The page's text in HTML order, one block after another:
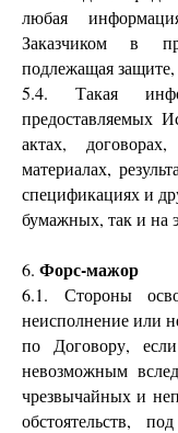
любая
Заказчиком в
подлежащая
5.4. Такая
предоставляемых
актах,
материалах,
спецификациях и
бумажных, так и на
6. Форс-мажор
6.1. Стороны
неисполнение или
по Договору,
невозможным
чрезвычайных и
обстоятельств,